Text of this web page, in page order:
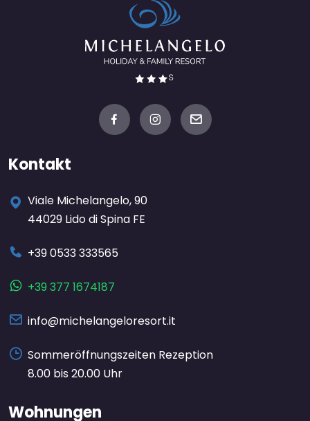
Kontakt
Viale Michelangelo, 90
44029 Lido di Spina FE
+39 0533 333565
+39 377 1674187
info@michelangeloresort.it
Sommeröffnungszeiten Rezeption
8.00 bis 20.00 Uhr
Wohnungen